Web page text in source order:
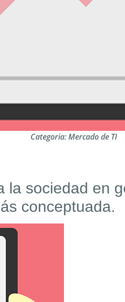
Categoria:Mercado de TI
la sociedad en
conceptuada.